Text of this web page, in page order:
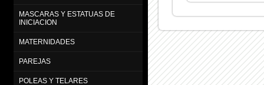
MASCARAS Y ESTATUAS DE
INICIACION
MATERNIDADES
PAREJAS
POLEAS Y TELARES